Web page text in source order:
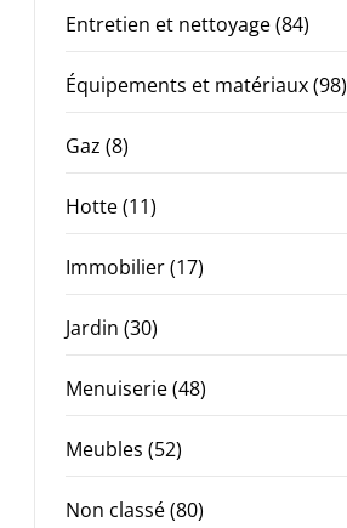
Entretien et nettoyage(84)
Équipements et matériaux(98)
Gaz (8)
Hotte(11)
Immobilier(17)
Jardin (30)
Menuiserie(48)
Meubles (52)
Non classé(80)